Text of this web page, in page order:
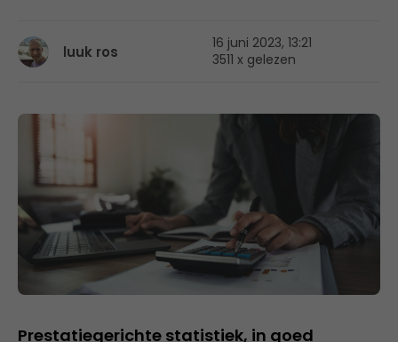
luuk ros
16 juni 2023, 13:21
3511 x gelezen
Prestatiegerichte statistiek, in goed